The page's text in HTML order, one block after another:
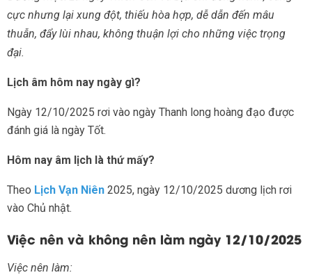
cực nhưng lại xung đột, thiếu hòa hợp, dễ dẫn đến mâu
thuẫn, đẩy lùi nhau, không thuận lợi cho những việc trọng
đại.
Lịch âm hôm nay ngày gì?
Ngày 12/10/2025 rơi vào ngày Thanh long hoàng đạo được
đánh giá là ngày Tốt.
Hôm nay âm lịch là thứ mấy?
Theo Lịch Vạn Niên 2025, ngày 12/10/2025 dương lịch rơi
vào Chủ nhật.
Việc nên và không nên làm ngày 12/10/2025
Việc nên làm: